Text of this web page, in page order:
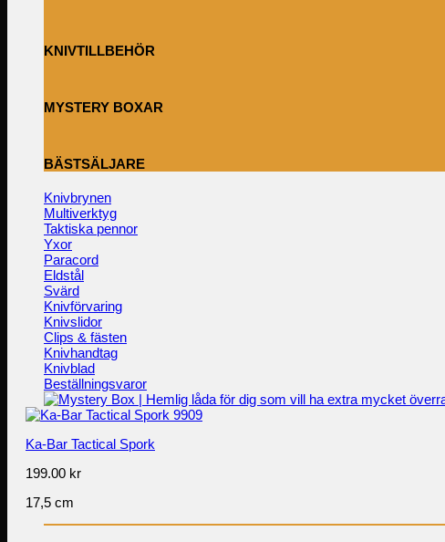
KNIVTILLBEHÖR
MYSTERY BOXAR
BÄSTSÄLJARE
Knivbrynen
Multiverktyg
Taktiska pennor
Yxor
Paracord
Eldstål
Svärd
Knivförvaring
Knivslidor
Clips & fästen
Knivhandtag
Knivblad
Beställningsvaror
Ka-Bar Tactical Spork
199.00 kr
17,5 cm